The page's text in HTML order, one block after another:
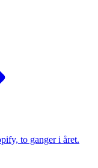
to ganger i året.